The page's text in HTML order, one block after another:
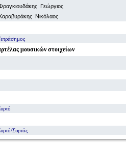
Γεώργιος
Νικόλαος
μουσικών στοιχείων
Συρτός